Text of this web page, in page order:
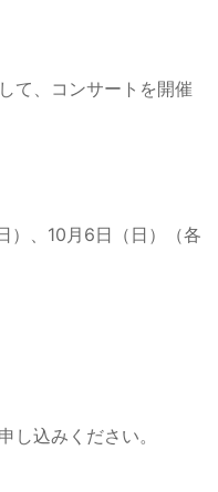
て、コンサートを開催
）、10月6日（日）（各
し込みください。